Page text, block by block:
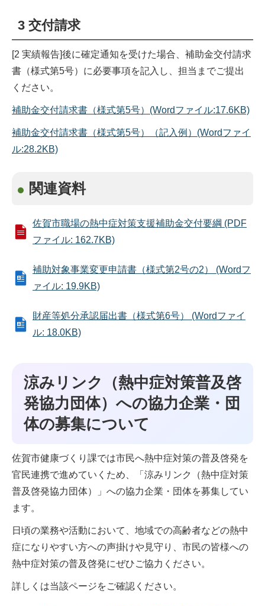
3 交付請求
[2 実績報告]後に確定通知を受けた場合、補助金交付請求
書（様式第5号）に必要事項を記入し、担当までご提出
ください。
補助金交付請求書（様式第5号）(Wordファイル:17.6KB)
補助金交付請求書（様式第5号）（記入例）(Wordファイ
ル:28.2KB)
関連資料
佐賀市職場の熱中症対策支援補助金交付要綱 (PDF
ファイル: 162.7KB)
補助対象事業変更申請書（様式第2号の2） (Wordフ
ァイル: 19.9KB)
財産等処分承認届出書（様式第6号） (Wordファイ
ル: 18.0KB)
涼みリンク（熱中症対策普及啓
発協力団体）への協力企業・団
体の募集について
佐賀市健康づくり課では市民へ熱中症対策の普及啓発を
官民連携で進めていくため、「涼みリンク（熱中症対策
普及啓発協力団体）」への協力企業・団体を募集してい
ます。
日頃の業務や活動において、地域での高齢者などの熱中
症になりやすい方への声掛けや見守り、市民の皆様への
熱中症対策の普及啓発にぜひご協力ください。
詳しくは当該ページをご確認ください。